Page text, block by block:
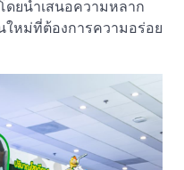
ดยนำเสนอความหลาก
หม่ที่ต้องการความอร่อย